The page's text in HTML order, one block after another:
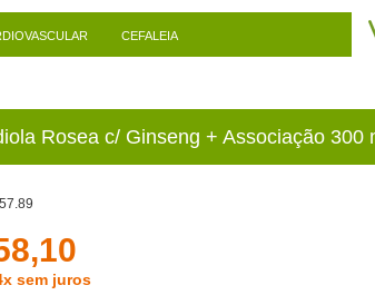
CEFALEIA
Rosea c/ Ginseng + Associação 300
57.89
sem juros